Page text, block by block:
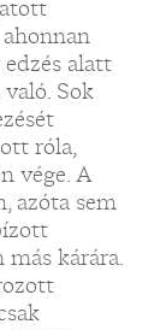
alatt
Sok
róla,
vége. A
azóta sem
kárára.